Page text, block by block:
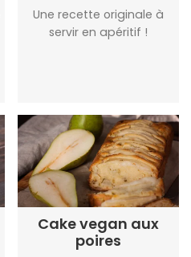
Une recette originale à
servir en apéritif !
Cake vegan aux
poires